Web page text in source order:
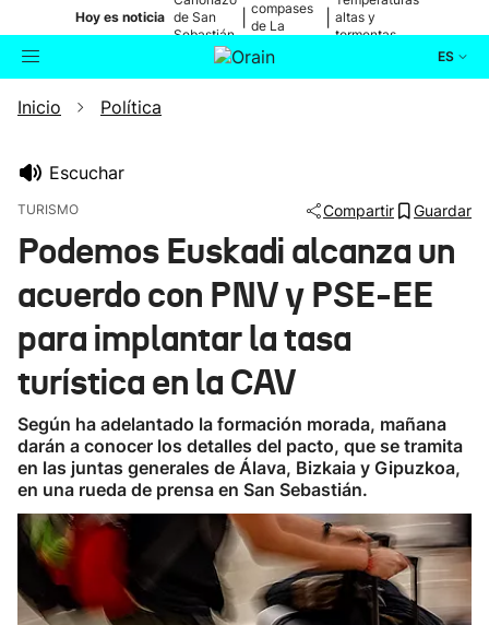
Hoy es noticia de San
Sebastián
compases
de La
altas y
tormentas
ES
Buscador
Ikusmiran
Eguraldia
Inicio Política
Escuchar
TURISMO Compartir Guardar
Podemos Euskadi alcanza un
acuerdo con PNV y PSE-EE
para implantar la tasa
turística en la CAV
Según ha adelantado la formación morada, mañana
darán a conocer los detalles del pacto, que se tramita
en las juntas generales de Álava, Bizkaia y Gipuzkoa,
en una rueda de prensa en San Sebastián.